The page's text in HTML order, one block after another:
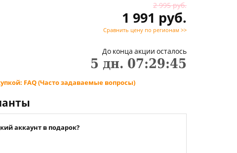
2 995 руб.
1 991 руб.
Сравнить цену по регионам >>
До конца акции осталось
5 дн. 07:29:44
FAQ (Часто задаваемые вопросы)
аккаунт в подарок?